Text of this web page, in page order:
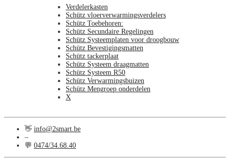
Verdelerkasten
Schütz vloerverwarmingsverdelers
Schütz Toebehoren:
Schütz Secundaire Regelingen
Schütz Systeemplaten voor droogbouw
Schütz Bevestigingsmatten
Schütz tackerplaat
Schütz Systeem draagmatten
Schütz Systeem R50
Schütz Verwarmingsbuizen
Schütz Mengroep onderdelen
X
👋 info@2smart.be
–
💬 0474/34.68.40